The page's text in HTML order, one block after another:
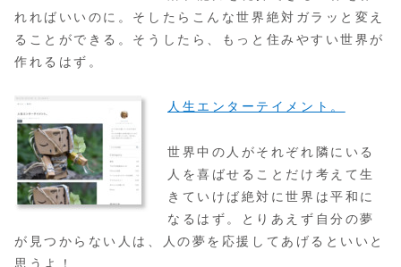
れればいいのに。そしたらこんな世界絶対ガラッと変え
ることができる。そうしたら、もっと住みやすい世界が
作れるはず。
人生エンターテイメント。
世界中の人がそれぞれ隣にいる
人を喜ばせることだけ考えて生
きていけば絶対に世界は平和に
なるはず。とりあえず自分の夢
が見つからない人は、人の夢を応援してあげるといいと
思うよ！